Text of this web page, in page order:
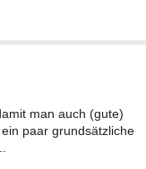
man auch (gute)
paar grundsätzliche